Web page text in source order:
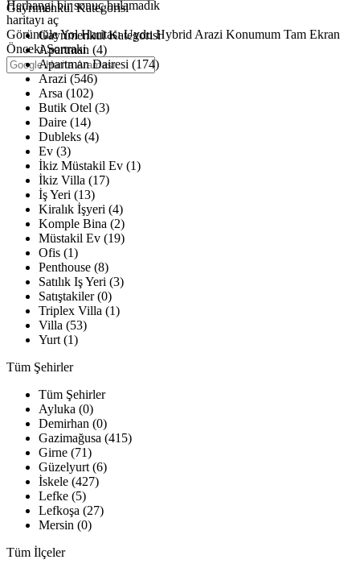
Herhangi bir sonuç bulamadık
haritayı aç
GörüntüleYol Haritası Uydu Hybrid Arazi Konumum Tam Ekran
Önceki Sonraki
Gayrimenkul Kategorisi
Gayrimenkul Kategorisi
Apartman (4)
Apartman Dairesi (174)
Arazi (546)
Arsa (102)
Butik Otel (3)
Daire (14)
Dubleks (4)
Ev (3)
İkiz Müstakil Ev (1)
İkiz Villa (17)
İş Yeri (13)
Kiralık İşyeri (4)
Komple Bina (2)
Müstakil Ev (19)
Ofis (1)
Penthouse (8)
Satılık Iş Yeri (3)
Satıştakiler (0)
Triplex Villa (1)
Villa (53)
Yurt (1)
Tüm Şehirler
Tüm Şehirler
Ayluka (0)
Demirhan (0)
Gazimağusa (415)
Girne (71)
Güzelyurt (6)
İskele (427)
Lefke (5)
Lefkoşa (27)
Mersin (0)
Tüm İlçeler